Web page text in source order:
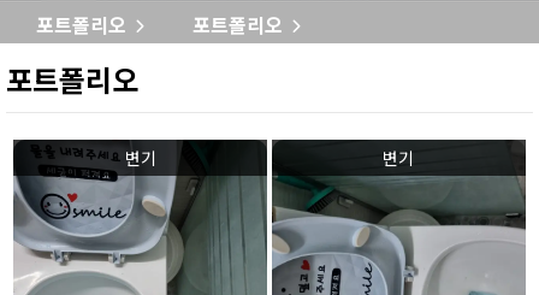
포트폴리오 포트폴리오
포트폴리오
변기 변기